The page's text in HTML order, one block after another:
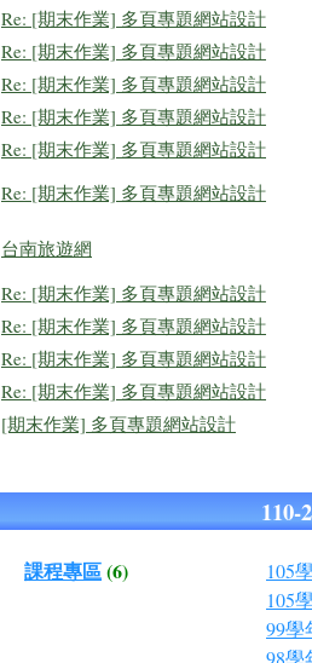
Re: [期末作業] 多頁專題網站設計
Re: [期末作業] 多頁專題網站設計
Re: [期末作業] 多頁專題網站設計
Re: [期末作業] 多頁專題網站設計
Re: [期末作業] 多頁專題網站設計
Re: [期末作業] 多頁專題網站設計
台南旅遊網
Re: [期末作業] 多頁專題網站設計
Re: [期末作業] 多頁專題網站設計
Re: [期末作業] 多頁專題網站設計
Re: [期末作業] 多頁專題網站設計
[期末作業] 多頁專題網站設計
課程專區(6) 105
105
99學
98學